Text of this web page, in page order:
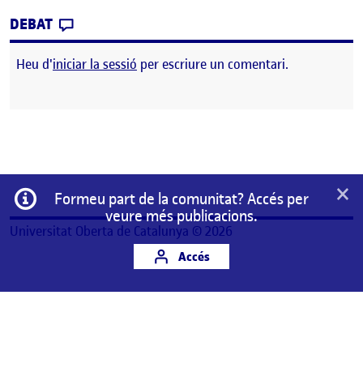
DEBAT
Heu d'iniciar la sessió per escriure un comentari.
Informació
Formeu part de la comunitat? Accés per
veure més publicacions.
Accés
×
Universitat Oberta de Catalunya © 2026